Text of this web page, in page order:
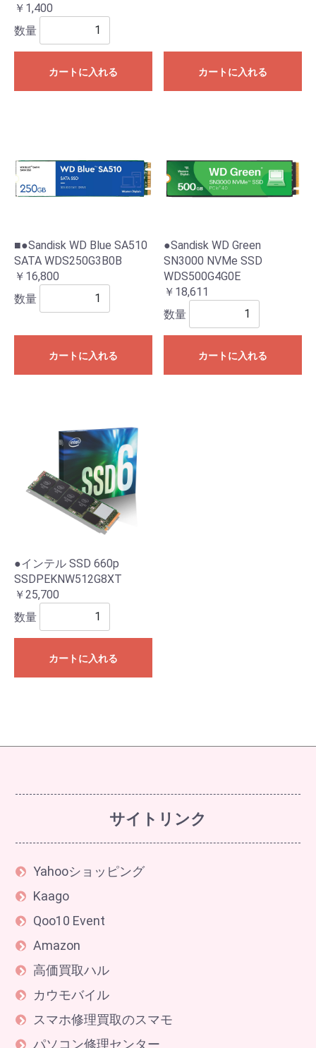
￥1,400
数量
カートに入れる カートに入れる
■●Sandisk WD Blue SA510
SATA WDS250G3B0B
￥16,800
数量
カートに入れる
●Sandisk WD Green
SN3000 NVMe SSD
WDS500G4G0E
￥18,611
数量
カートに入れる
●インテル SSD 660p
SSDPEKNW512G8XT
￥25,700
数量
カートに入れる
サイトリンク
Yahooショッピング
Kaago
Qoo10 Event
Amazon
高価買取ハル
カウモバイル
スマホ修理買取のスマモ
パソコン修理センター